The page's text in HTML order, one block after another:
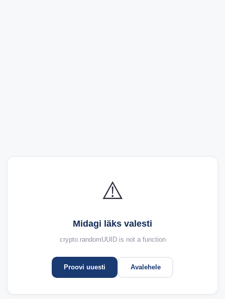
⚠️
Midagi läks valesti
crypto.randomUUID is not a function
Proovi uuesti Avalehele